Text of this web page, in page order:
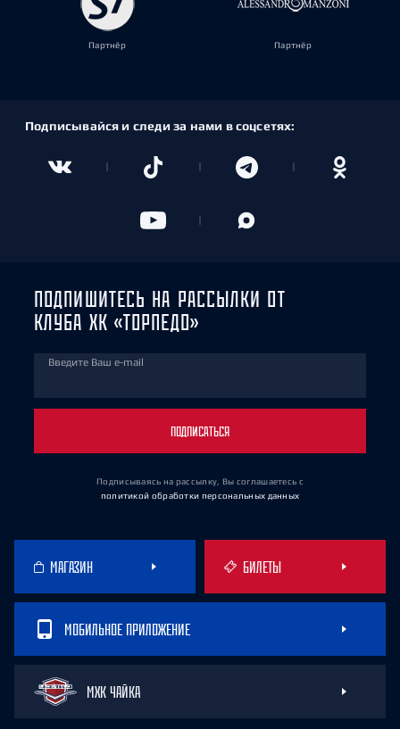
Партнёр Партнёр
Подписывайся и следи за нами в соцсетях:
ПОДПИШИТЕСЬ НА РАССЫЛКИ ОТ
КЛУБА ХК «ТОРПЕДО»
Введите Ваш e-mail
ПОДПИСАТЬСЯ
Подписываясь на рассылку, Вы соглашаетесь с
политикой обработки персональных данных
МАГАЗИН БИЛЕТЫ
МОБИЛЬНОЕ ПРИЛОЖЕНИЕ
МХК ЧАЙКА